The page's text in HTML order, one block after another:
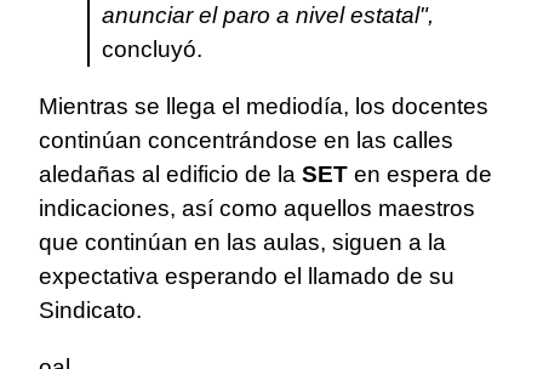
anunciar el paro a nivel estatal",
concluyó.
Mientras se llega el mediodía, los docentes
continúan concentrándose en las calles
aledañas al edificio de la SET en espera de
indicaciones, así como aquellos maestros
que continúan en las aulas, siguen a la
expectativa esperando el llamado de su
Sindicato.